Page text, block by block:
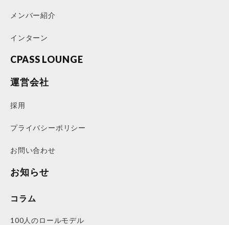
メンバー紹介
インターン
CPASS LOUNGE
運営会社
採用
プライバシーポリシー
お問い合わせ
お知らせ
コラム
100人のロールモデル